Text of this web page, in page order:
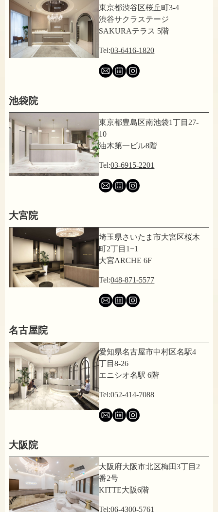
東京都渋谷区桜丘町3-4
渋谷サクラステージ
SAKURAテラス 5階
Tel:03-6416-1820
池袋院
東京都豊島区南池袋1丁目27-
10
油木第一ビル8階
Tel:03-6915-2201
大宮院
埼玉県さいたま市大宮区桜木
町2丁目1−1
大宮ARCHE 6F
Tel:048-871-5577
名古屋院
愛知県名古屋市中村区名駅4
丁目8-26
エニシオ名駅 6階
Tel:052-414-7088
大阪院
大阪府大阪市北区梅田3丁目2
番2号
KITTE大阪6階
Tel:06-4300-5761